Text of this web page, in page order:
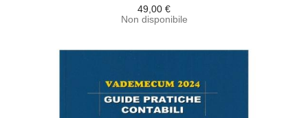
49,00 €
Non disponibile